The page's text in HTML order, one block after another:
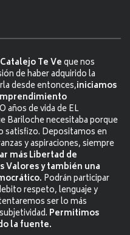
Te Veque nos
de haber adquirido la
desde entonces,iniciamos
años de vida de EL
Bariloche necesitaba porque
satisfizo. Depositamos en
y aspiraciones, siempre
más Libertad de
Valores y también una
Podrán participar
respeto, lenguaje y
ser lo más
Permitimos
la fuente.